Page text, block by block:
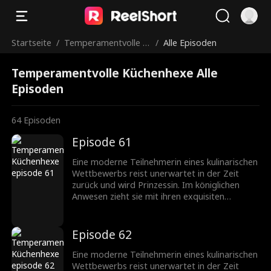
Startseite / Temperamentvolle K
/ Alle Episoden
Temperamentvolle Küchenhexe Alle
Episoden
64 Episoden
Episode 61
Eine moderne Teilnehmerin eines kulinarischen
Wettbewerbs reist unerwartet in der Zeit
zurück und wird Prinzessin. Im königlichen
Anwesen zieht sie mit ihren exquisiten
für den Prinzen. Die Prinzessin verlässt das
königliche Anwesen, nachdem sie verleumdet
wurde, und glänzt später mit ihren
kulinarischen Talenten. Kann sie andere
Episode 62
Eine moderne Teilnehmerin eines kulinarischen
Wettbewerbs reist unerwartet in der Zeit